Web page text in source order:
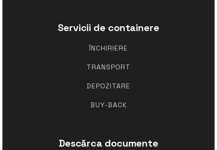
Servicii de containere
ÎNCHIRIERE
TRANSPORT
DEPOZITARE
BUY-BACK
Descărca documente